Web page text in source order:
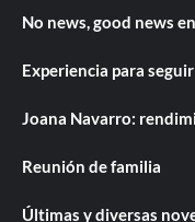
No news, good news
Experiencia para
Joana Navarro:
Reunión de familia
Últimas y diversas